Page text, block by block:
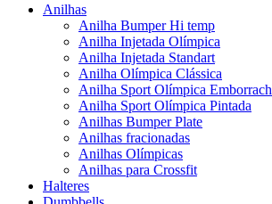
Anilhas
Anilha Bumper Hi temp
Anilha Injetada Olímpica
Anilha Injetada Standart
Anilha Olímpica Clássica
Anilha Sport Olímpica
Anilha Sport Olímpica Pintada
Anilhas Bumper Plate
Anilhas fracionadas
Anilhas Olímpicas
Anilhas para Crossfit
Halteres